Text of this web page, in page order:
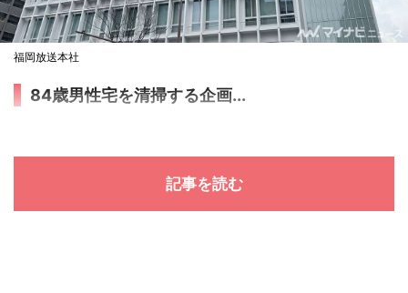
福岡放送本社
84歳男性宅を清掃する企画...
記事を読む